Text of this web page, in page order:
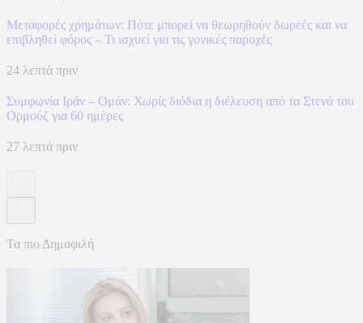
Μεταφορές χρημάτων: Πότε μπορεί να θεωρηθούν δωρεές και να
επιβληθεί φόρος – Τι ισχυεί για τις γονικές παροχές
24 λεπτά πριν
Συμφωνία Ιράν – Ομάν: Χωρίς διόδια η διέλευση από τα Στενά του
Ορμούζ για 60 ημέρες
27 λεπτά πριν
Τα πιο Δημοφιλή